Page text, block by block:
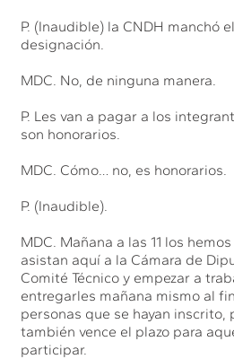
P. (Inaudible) la CNDH manchó
designación.
MDC. No, de ninguna manera.
P. Les van a pagar a los
son honorarios.
MDC. Cómo… no, es honorarios.
P. (Inaudible).
MDC. Mañana a las 11 los
asistan aquí a la Cámara de
Comité Técnico y empezar a
entregarles mañana mismo al
personas que se hayan inscrito,
también vence el plazo para
participar.